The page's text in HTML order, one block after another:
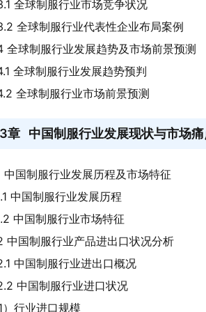
全球制服行业市场竞争状况
全球制服行业代表性企业布局案例
全球制服行业发展趋势及市场前景预测
全球制服行业发展趋势预判
全球制服行业市场前景预测
章 中国制服行业发展现状与市场
中国制服行业发展历程及市场特征
中国制服行业发展历程
中国制服行业市场特征
中国制服行业产品进出口状况分析
中国制服行业进出口概况
中国制服行业进口状况
1）行业进口规模